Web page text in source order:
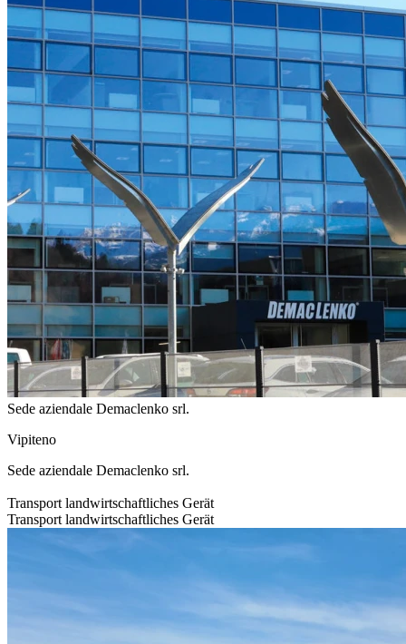
Sede aziendale Demaclenko srl.
Vipiteno
Sede aziendale Demaclenko srl.
Transport landwirtschaftliches Gerät
Transport landwirtschaftliches Gerät